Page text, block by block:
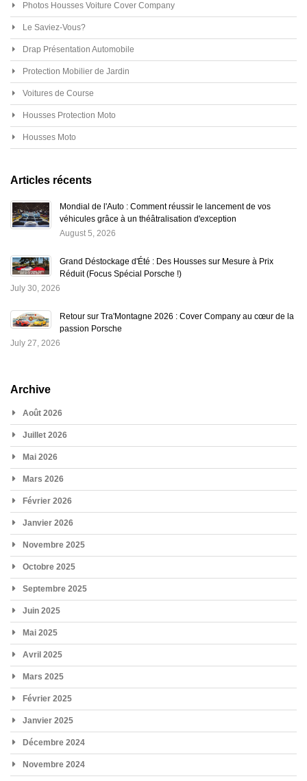
Photos Housses Voiture Cover Company
Le Saviez-Vous?
Drap Présentation Automobile
Protection Mobilier de Jardin
Voitures de Course
Housses Protection Moto
Housses Moto
Articles récents
Mondial de l'Auto : Comment réussir le lancement de vos
véhicules grâce à un théâtralisation d'exception
August 5, 2026
Grand Déstockage d'Été : Des Housses sur Mesure à Prix
Réduit (Focus Spécial Porsche !)
July 30, 2026
Retour sur Tra'Montagne 2026 : Cover Company au cœur de la
passion Porsche
July 27, 2026
Archive
Août 2026
Juillet 2026
Mai 2026
Mars 2026
Février 2026
Janvier 2026
Novembre 2025
Octobre 2025
Septembre 2025
Juin 2025
Mai 2025
Avril 2025
Mars 2025
Février 2025
Janvier 2025
Décembre 2024
Novembre 2024